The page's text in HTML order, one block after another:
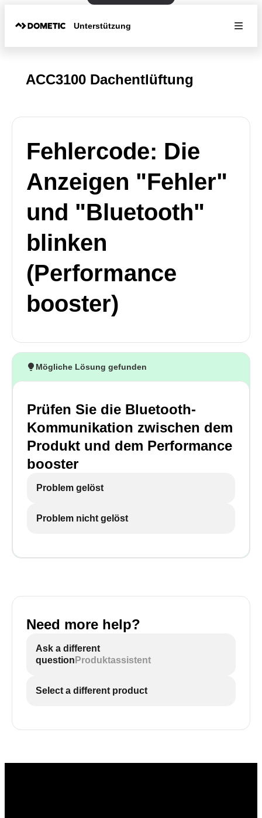
Unterstützung
ACC3100 Dachentlüftung
Fehlercode: Die
Anzeigen "Fehler"
und "Bluetooth"
blinken
(Performance
booster)
Mögliche Lösung gefunden
Prüfen Sie die Bluetooth-
Kommunikation zwischen dem
Produkt und dem Performance
booster
Problem gelöst
Problem nicht gelöst
Need more help?
Ask a different
question Produktassistent
Select a different product